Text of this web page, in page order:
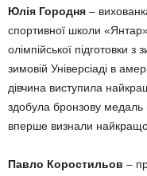
Юлія Городня –
спортивної школи
олімпійської підготовки з
зимовій Універсіаді в
дівчина виступила
здобула бронзову медаль
вперше визнали
Павло Коростильов –